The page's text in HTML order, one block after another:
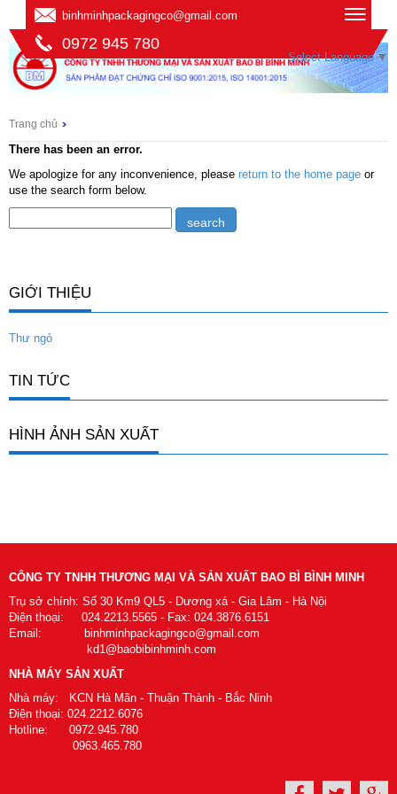
binhminhpackagingco@gmail.com
0972 945 780
Select Language ▼
Trang chủ
There has been an error.
We apologize for any inconvenience, please return to the home page or
use the search form below.
GIỚI THIỆU
Thư ngỏ
TIN TỨC
HÌNH ẢNH SẢN XUẤT
CÔNG TY TNHH THƯƠNG MẠI VÀ SẢN XUẤT BAO BÌ BÌNH MINH
Trụ sở chính: Số 30 Km9 QL5 - Dương xá - Gia Lâm - Hà Nội
Điện thoại: 024.2213.5565 - Fax: 024.3876.6151
Email: binhminhpackagingco@gmail.com
kd1@baobibinhminh.com
NHÀ MÁY SẢN XUẤT
Nhà máy: KCN Hà Mãn - Thuận Thành - Bắc Ninh
Điện thoại: 024.2212.6076
Hotline: 0972.945.780
0963.465.780